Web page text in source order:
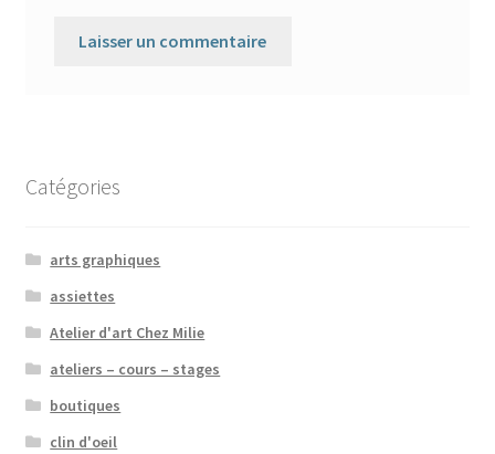
Catégories
arts graphiques
assiettes
Atelier d'art Chez Milie
ateliers – cours – stages
boutiques
clin d'oeil